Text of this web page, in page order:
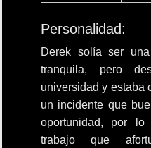
Personalidad:
Derek solía ser
tranquila, pero
universidad y estaba
un incidente que
oportunidad, por
trabajo que